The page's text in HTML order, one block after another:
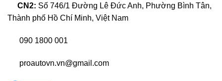
Camera 360 Teyes thương hiệu Vietmap với chế độ hiển
CN2: Số 746/1 Đường Lê Đức Anh, Phường Bình Tân,
Thành phố Hồ Chí Minh, Việt Nam
090 1800 001
proautovn.vn@gmail.com